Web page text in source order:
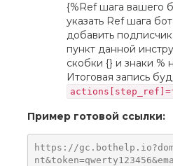
{%Ref шага вашего
указать Ref шага
добавить
пункт данной
скобки {} и знаки %
Итоговая запись
Пример готовой ссылки:
https://